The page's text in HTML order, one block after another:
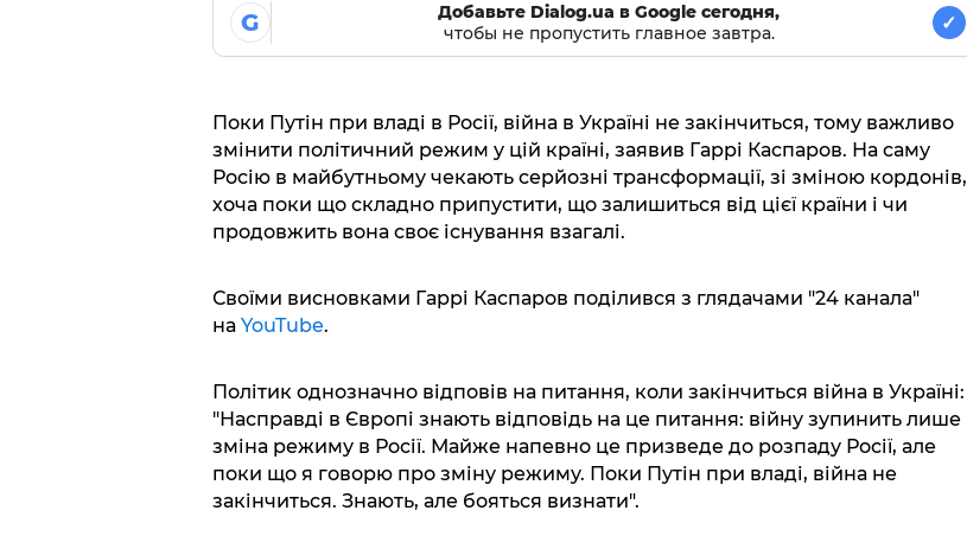
G
Добавьте Dialog.ua в Google сегодня,
чтобы не пропустить главное завтра.
✓
Поки Путін при владі в Росії, війна в Україні не закінчиться, тому важливо
змінити політичний режим у цій країні, заявив Гаррі Каспаров. На саму
Росію в майбутньому чекають серйозні трансформації, зі зміною кордонів,
хоча поки що складно припустити, що залишиться від цієї країни і чи
продовжить вона своє існування взагалі.
Своїми висновками Гаррі Каспаров поділився з глядачами "24 канала"
на YouTube.
Політик однозначно відповів на питання, коли закінчиться війна в Україні:
"Насправді в Європі знають відповідь на це питання: війну зупинить лише
зміна режиму в Росії. Майже напевно це призведе до розпаду Росії, але
поки що я говорю про зміну режиму. Поки Путін при владі, війна не
закінчиться. Знають, але бояться визнати".